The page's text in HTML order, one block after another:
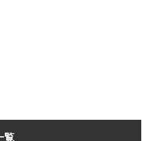
覧